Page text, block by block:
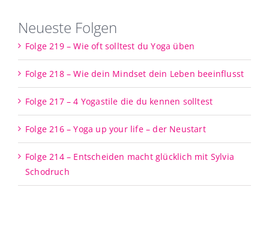
Neueste Folgen
Folge 219 – Wie oft solltest du Yoga üben
Folge 218 – Wie dein Mindset dein Leben beeinflusst
Folge 217 – 4 Yogastile die du kennen solltest
Folge 216 – Yoga up your life – der Neustart
Folge 214 – Entscheiden macht glücklich mit Sylvia
Schodruch